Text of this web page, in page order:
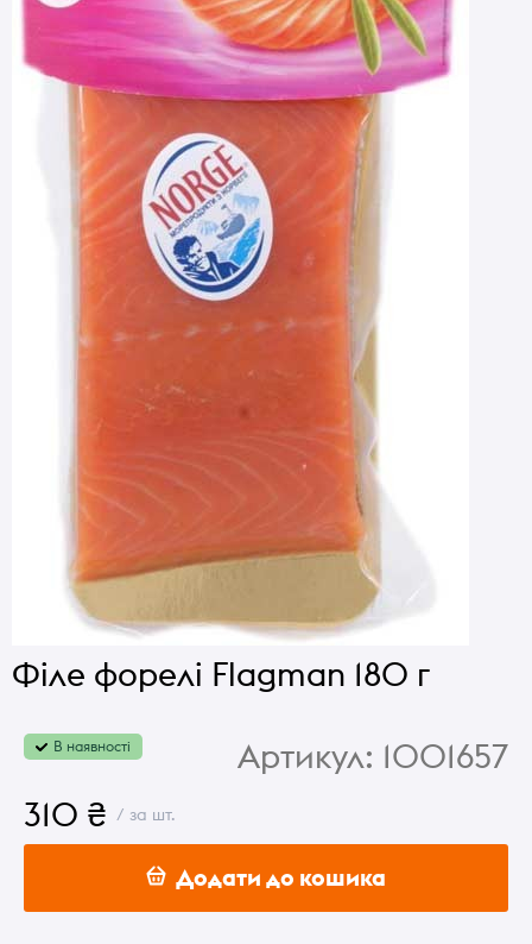
Філе форелі Flagman 180 г
В наявності Артикул: 1001657
310 ₴ / за шт.
Додати до кошика